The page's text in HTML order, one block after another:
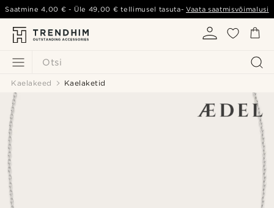
Otsi
Saatmine4,00 € - Üle 49,00 € tellimusel tasuta-Vaata saatmisvõimalusi
Kaelakeed Kaelaketid